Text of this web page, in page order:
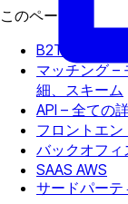
このページで
B2Traderにつ
マッチング –
細、スキーム
API – 全ての
フロントエン
バックオフィ
SAAS AWS
サードパーテ